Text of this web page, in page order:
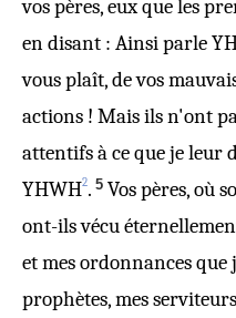
vos pères, eux que les
en disant : Ainsi parle
vous plaît, de vos
actions ! Mais ils n'ont
attentifs à ce que je leur
YHWH2. 5 Vos pères, où
ont-ils vécu
et mes ordonnances que
prophètes, mes